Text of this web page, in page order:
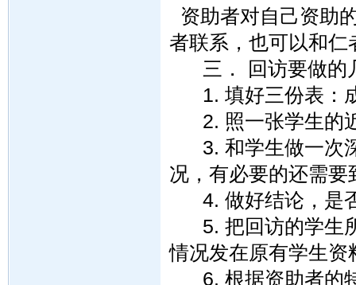
资助者对自己资助
者联系，也可以和
三． 回访要做的
1. 填好三份表：
2. 照一张学生的
3. 和学生做一次深
况，有必要的还需
4. 做好结论，是
5. 把回访的学生所
情况发在原有学生资
6. 根据资助者的特